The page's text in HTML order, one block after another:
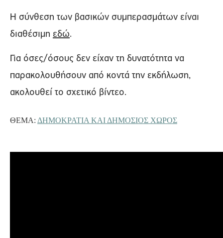
H σύνθεση των βασικών συμπερασμάτων είναι
διαθέσιμη εδώ.
Για όσες/όσους δεν είχαν τη δυνατότητα να
παρακολουθήσουν από κοντά την εκδήλωση,
ακολουθεί το σχετικό βίντεο.
ΘΈΜΑ: ΔΗΜΟΚΡΑΤΙΑ ΚΑΙ ΔΗΜΟΣΙΟΣ ΧΩΡΟΣ